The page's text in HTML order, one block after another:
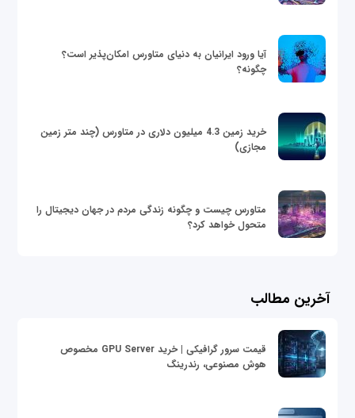
آیا ورود ایرانیان به دنیای متاورس امکان‌پذیر است؟
چگونه؟
خرید زمین 4.3 میلیون دلاری در متاورس (چند متر زمین
مجازی)
متاورس چیست و چگونه زندگی مردم در جهان دیجیتال را
متحول خواهد کرد؟
آخرین مطالب
قیمت سرور گرافیکی | خرید GPU Server مخصوص
هوش مصنوعی، رندرینگ